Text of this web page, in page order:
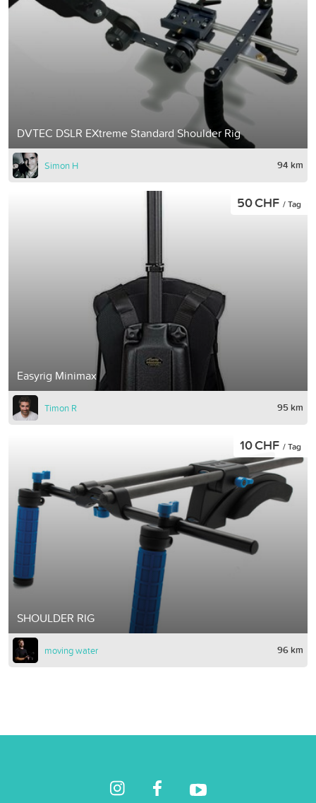
DVTEC DSLR EXtreme Standard Shoulder Rig
Simon H 94 km
Easyrig Minimax
50 CHF / Tag
Timon R 95 km
SHOULDER RIG
10 CHF / Tag
moving water 96 km